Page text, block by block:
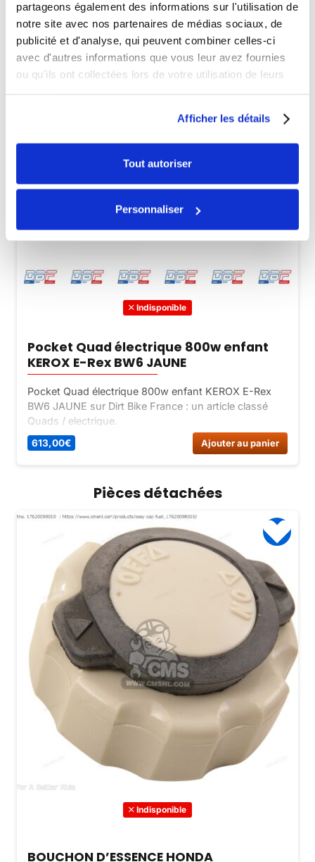
partageons également des informations sur l'utilisation de
notre site avec nos partenaires de médias sociaux, de
publicité et d'analyse, qui peuvent combiner celles-ci
avec d'autres informations que vous leur avez fournies
ou qu'ils ont collectées lors de votre utilisation de leurs
Afficher les détails
Tout autoriser
Personnaliser
Indisponible
Pocket Quad électrique 800w enfant
KEROX E-Rex BW6 JAUNE
Pocket Quad électrique 800w enfant KEROX E-Rex
BW6 JAUNE sur Dirt Bike France : un article classé
Quads / electrique.
613,00€ Ajouter au panier
Pièces détachées
Indisponible
BOUCHON D’ESSENCE HONDA